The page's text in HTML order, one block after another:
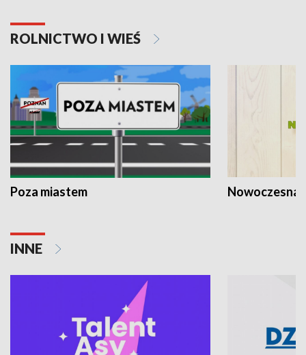
ROLNICTWO I WIEŚ
Poza miastem Nowoczesna
INNE